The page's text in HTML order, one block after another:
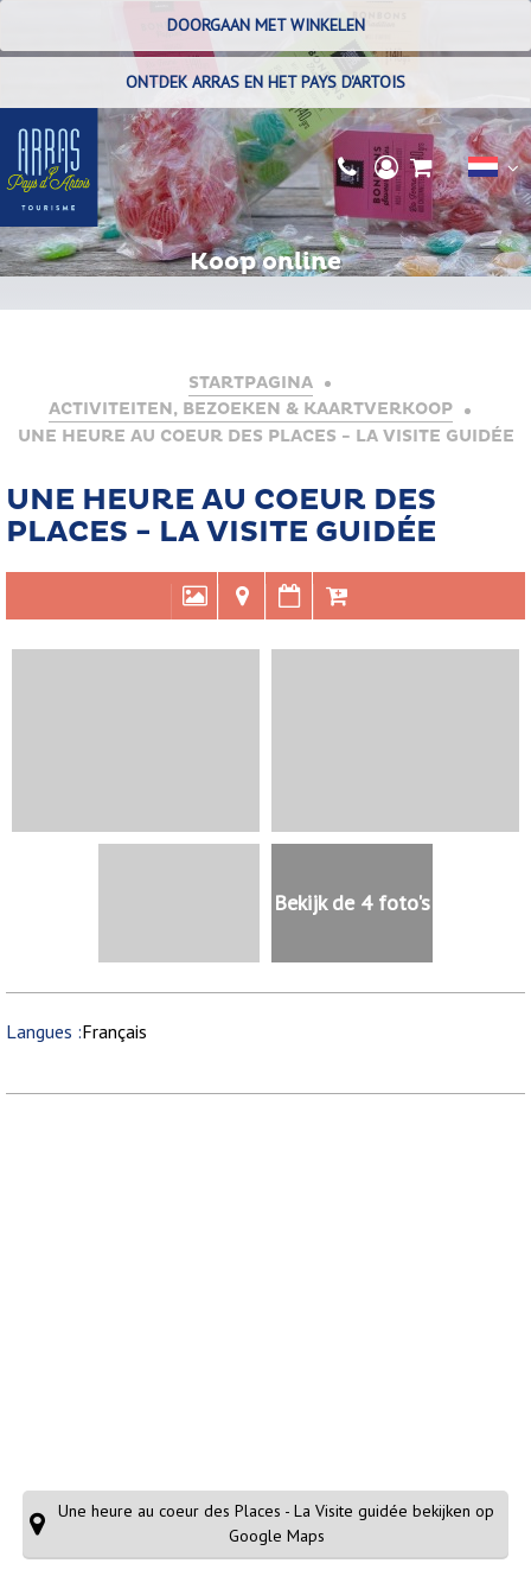
DOORGAAN MET WINKELEN
ONTDEK ARRAS EN HET PAYS D'ARTOIS
Koop online
STARTPAGINA
ACTIVITEITEN, BEZOEKEN & KAARTVERKOOP
UNE HEURE AU COEUR DES PLACES - LA VISITE GUIDÉE
UNE HEURE AU COEUR DES
PLACES - LA VISITE GUIDÉE
Bekijk de 4 foto's
Langues :Français
Une heure au coeur des Places - La Visite guidée bekijken op
Google Maps